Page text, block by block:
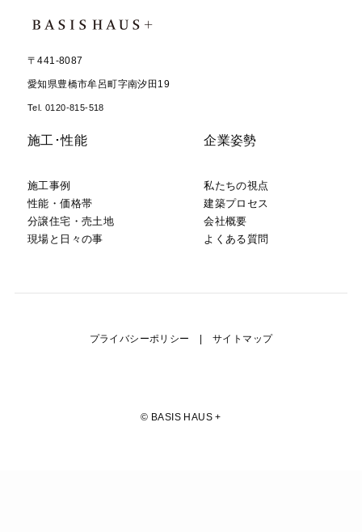
〒441-8087
愛知県豊橋市牟呂町字南汐田19
Tel. 0120-815-518
施工･性能
施工事例
性能・価格帯
分譲住宅・売土地
現場と日々の事
企業姿勢
私たちの視点
建築プロセス
会社概要
よくある質問
プライバシーポリシー サイトマップ
© BASIS HAUS +